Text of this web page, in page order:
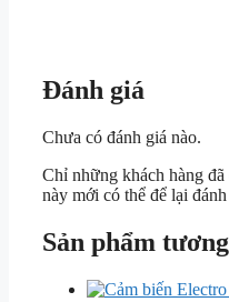
Đánh giá
Chưa có đánh giá nào.
Chỉ những khách hàng đã
này mới có thể để lại
Sản phẩm